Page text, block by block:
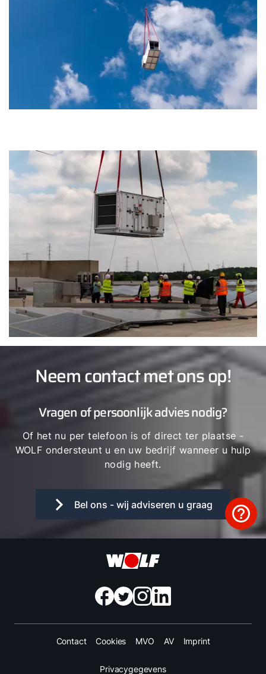
Neem contact met ons op!
Vragen of persoonlijk advies nodig?
Of het nu per telefoon is of direct ter plaatse -
WOLF ondersteunt u en uw bedrijf wanneer u hulp
nodig heeft.
Bel ons - wij adviseren u graag
Contact Cookies MVO AV Imprint
Privacygegevens